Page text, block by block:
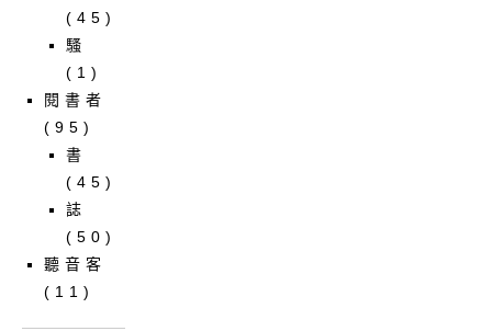
(45)
騷
(1)
閱書者
(95)
書
(45)
誌
(50)
聽音客
(11)